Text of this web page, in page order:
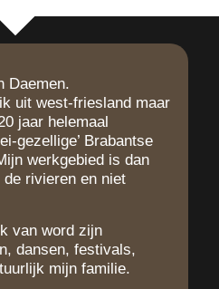
Daemen.
uit west-friesland maar
jaar helemaal
gezellige’ Brabantse
werkgebied is dan
rivieren en niet
van word zijn
dansen, festivals,
mijn familie.